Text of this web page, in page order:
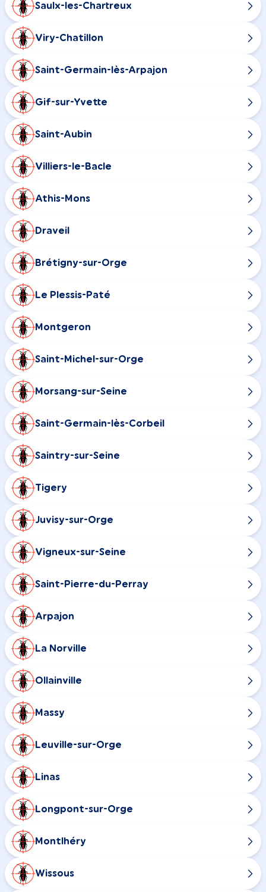
Saulx-les-Chartreux
Viry-Chatillon
Saint-Germain-lès-Arpajon
Gif-sur-Yvette
Saint-Aubin
Villiers-le-Bacle
Athis-Mons
Draveil
Brétigny-sur-Orge
Le Plessis-Paté
Montgeron
Saint-Michel-sur-Orge
Morsang-sur-Seine
Saint-Germain-lès-Corbeil
Saintry-sur-Seine
Tigery
Juvisy-sur-Orge
Vigneux-sur-Seine
Saint-Pierre-du-Perray
Arpajon
La Norville
Ollainville
Massy
Leuville-sur-Orge
Linas
Longpont-sur-Orge
Montlhéry
Wissous